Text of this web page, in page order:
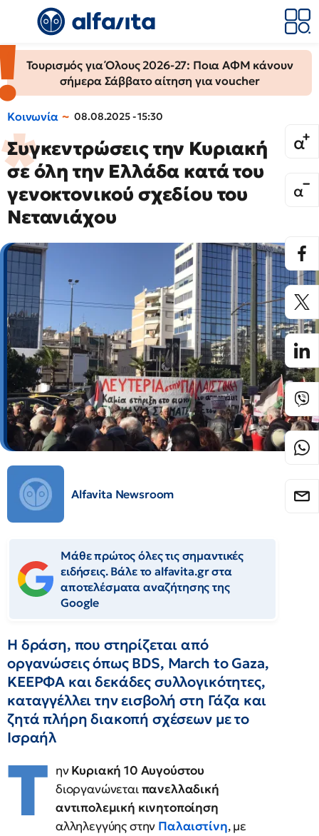
Τουρισμός για Όλους 2026-27: Ποια ΑΦΜ κάνουν
σήμερα Σάββατο αίτηση για voucher
Κοινωνία 08.08.2025 - 15:30
Συγκεντρώσεις την Κυριακή
σε όλη την Ελλάδα κατά του
γενοκτονικού σχεδίου του
Νετανιάχου
Alfavita Newsroom
Μάθε πρώτος όλες τις σημαντικές
ειδήσεις. Βάλε το alfavita.gr στα
αποτελέσματα αναζήτησης της
Google
Η δράση, που στηρίζεται από
οργανώσεις όπως BDS, March to Gaza,
ΚΕΕΡΦΑ και δεκάδες συλλογικότητες,
καταγγέλλει την εισβολή στη Γάζα και
ζητά πλήρη διακοπή σχέσεων με το
Ισραήλ
Τ ηνΚυριακή 10 Αυγούστου
διοργανώνεταιπανελλαδική
αντιπολεμική κινητοποίηση
αλληλεγγύης στην Παλαιστίνη, με